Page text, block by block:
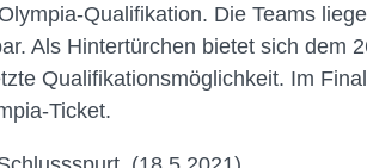
Qualifikation. Die Teams
Als Hintertürchen bietet sich dem
Qualifikationsmöglichkeit. Im
Ticket.